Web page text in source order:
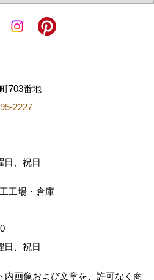
703番地
2227
日、祝日
工場・倉庫
日、祝日
内画像および文章を、許可なく商